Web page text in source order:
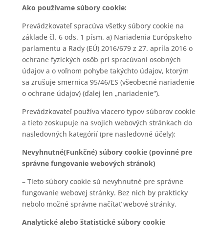
Ako používame súbory cookie:
Prevádzkovateľ spracúva všetky súbory cookie na
základe čl. 6 ods. 1 písm. a) Nariadenia Európskeho
parlamentu a Rady (EÚ) 2016/679 z 27. apríla 2016 o
ochrane fyzických osôb pri spracúvaní osobných
údajov a o voľnom pohybe takýchto údajov, ktorým
sa zrušuje smernica 95/46/ES (všeobecné nariadenie
o ochrane údajov) (ďalej len „nariadenie“).
Prevádzkovateľ používa viacero typov súborov cookie
a tieto zoskupuje na svojich webových stránkach do
nasledovných kategórií (pre nasledovné účely):
Nevyhnutné(Funkčné) súbory cookie (povinné pre
správne fungovanie webových stránok)
– Tieto súbory cookie sú nevyhnutné pre správne
fungovanie webovej stránky. Bez nich by prakticky
nebolo možné správne načítať webové stránky.
Analytické alebo štatistické súbory cookie